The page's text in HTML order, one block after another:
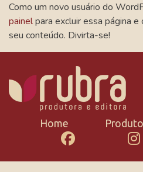
Como um novo usuário do
painelpara excluir essa página e
seu conteúdo. Divirta-se!
Home